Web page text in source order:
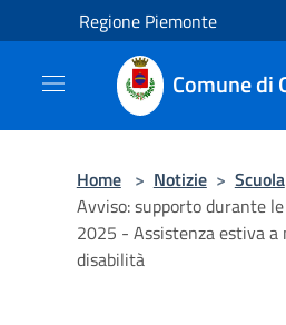
Salta al contenuto principale
Regione Piemonte
Comune di
Home > Notizie > Scuola
Avviso: supporto durante
2025 - Assistenza estiva a
disabilità